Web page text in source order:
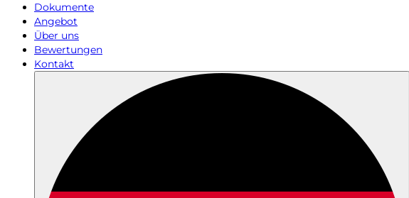
Dokumente
Angebot
Über uns
Bewertungen
Kontakt